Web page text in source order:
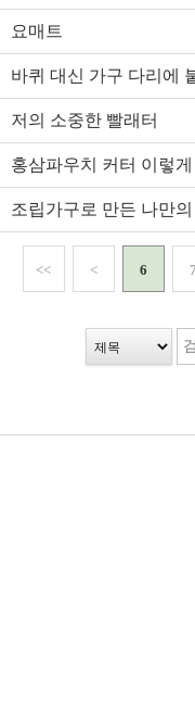
요매트
바퀴 대신 가구 다리에
워집니다.
저의 소중한 빨래터
홍삼파우치 커터 이렇
도 아껴 쓰세요...
조립가구로 만든 나만
<< < 6 7